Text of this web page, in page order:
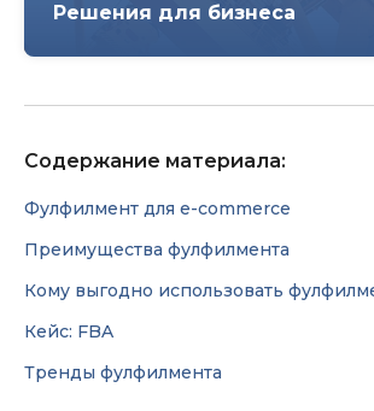
Решения для бизнеса
Содержание материала:
Фулфилмент для e-commerce
Преимущества фулфилмента
Кому выгодно использовать
Кейс: FBA
Тренды фулфилмента